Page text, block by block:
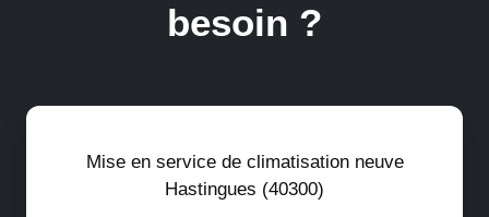
besoin ?
Mise en service de climatisation neuve
Hastingues (40300)